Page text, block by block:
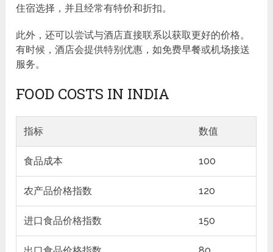
住宿选择，并且经常有特价和折扣。
此外，还可以尝试与酒店直接联系以获取更好的价格。
有时候，酒店会提供特别优惠，如免费早餐或机场接送
服务。
FOOD COSTS IN INDIA
指标 数值
食品成本 100
农产品价格指数 120
进口食品价格指数 150